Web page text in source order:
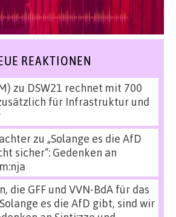
REAKTIONEN
zu DSW21 rechnet mit 700
für Infrastruktur und
zu „Solange es die AfD
sicher“: Gedenken an
die GFF und VVN-BdA für das
es die AfD gibt, sind wir